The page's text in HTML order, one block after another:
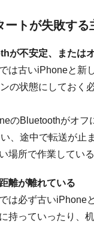
ートが失敗する
が不安定、または
は古いiPhoneと新
の状態にしておく
のBluetoothがオ
、途中で転送が止
場所で作業してい
離が離れている
は必ず古いiPhone
持っていったり、